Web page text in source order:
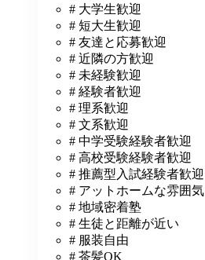
# 大学生歓迎
# 短大生歓迎
# 友達と応募歓迎
# 近隣の方歓迎
# 未経験歓迎
# 経験者歓迎
# 理系歓迎
# 文系歓迎
# 中学受験経験者歓迎
# 高校受験経験者歓迎
# 推薦型入試経験者歓迎
# アットホームな雰囲気
# 地域密着塾
# 生徒と距離が近い
# 服装自由
# 茶髪OK